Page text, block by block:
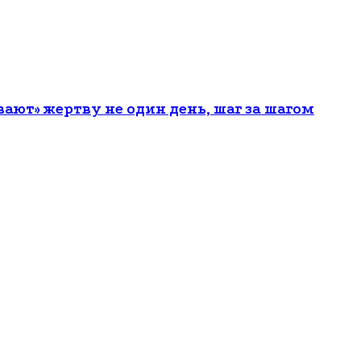
жертву не один день, шаг за шагом